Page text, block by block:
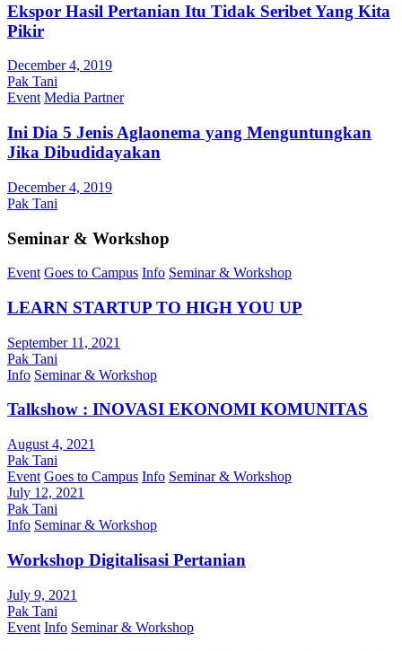
Ekspor Hasil Pertanian Itu Tidak Seribet Yang Kita
Pikir
December 4, 2019
Pak Tani
Event Media Partner
Ini Dia 5 Jenis Aglaonema yang Menguntungkan
Jika Dibudidayakan
December 4, 2019
Pak Tani
Seminar & Workshop
Event Goes to Campus Info Seminar & Workshop
LEARN STARTUP TO HIGH YOU UP
September 11, 2021
Pak Tani
Info Seminar & Workshop
Talkshow : INOVASI EKONOMI KOMUNITAS
August 4, 2021
Pak Tani
Event Goes to Campus Info Seminar & Workshop
July 12, 2021
Pak Tani
Info Seminar & Workshop
Workshop Digitalisasi Pertanian
July 9, 2021
Pak Tani
Event Info Seminar & Workshop